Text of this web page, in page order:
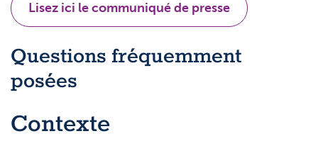
Lisez ici le communiqué de presse
Questions fréquemment
posées
Contexte